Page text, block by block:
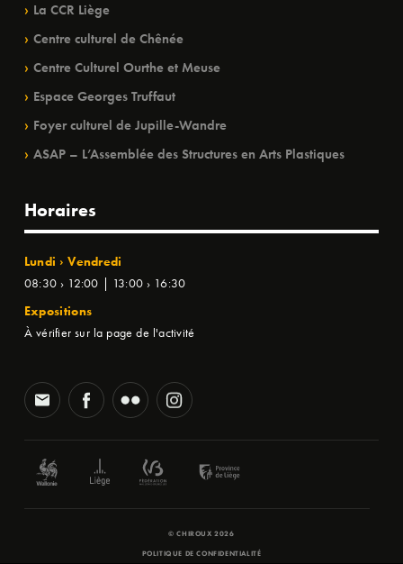
La CCR Liège
Centre culturel de Chênée
Centre Culturel Ourthe et Meuse
Espace Georges Truffaut
Foyer culturel de Jupille-Wandre
ASAP – L’Assemblée des Structures en Arts Plastiques
Horaires
Lundi › Vendredi
08:30 › 12:00 | 13:00 › 16:30
Expositions
À vérifier sur la page de l'activité
© CHIROUX 2026
POLITIQUE DE CONFIDENTIALITÉ